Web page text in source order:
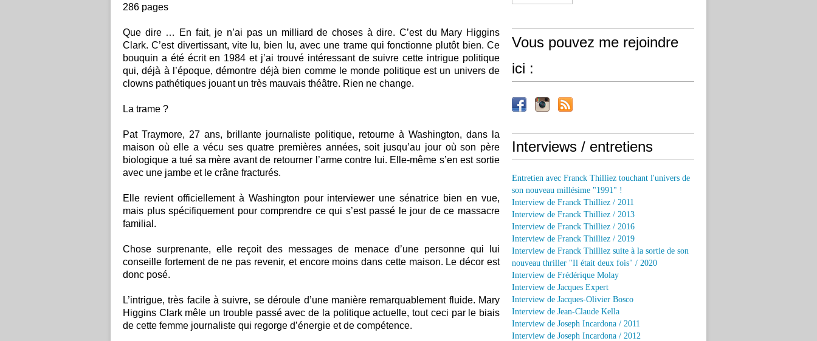
286 pages
Que dire … En fait, je n’ai pas un milliard de choses à dire. C’est du Mary Higgins
Clark. C’est divertissant, vite lu, bien lu, avec une trame qui fonctionne plutôt bien. Ce
bouquin a été écrit en 1984 et j’ai trouvé intéressant de suivre cette intrigue politique
qui, déjà à l’époque, démontre déjà bien comme le monde politique est un univers de
clowns pathétiques jouant un très mauvais théâtre. Rien ne change.
La trame ?
Pat Traymore, 27 ans, brillante journaliste politique, retourne à Washington, dans la
maison où elle a vécu ses quatre premières années, soit jusqu’au jour où son père
biologique a tué sa mère avant de retourner l’arme contre lui. Elle-même s’en est sortie
avec une jambe et le crâne fracturés.
Elle revient officiellement à Washington pour interviewer une sénatrice bien en vue,
mais plus spécifiquement pour comprendre ce qui s’est passé le jour de ce massacre
familial.
Chose surprenante, elle reçoit des messages de menace d’une personne qui lui
conseille fortement de ne pas revenir, et encore moins dans cette maison. Le décor est
donc posé.
L’intrigue, très facile à suivre, se déroule d’une manière remarquablement fluide. Mary
Higgins Clark mêle un trouble passé avec de la politique actuelle, tout ceci par le biais
de cette femme journaliste qui regorge d’énergie et de compétence.
Vous pouvez me rejoindre
ici :
Interviews / entretiens
Entretien avec Franck Thilliez touchant l'univers de
son nouveau millésime "1991" !
Interview de Franck Thilliez / 2011
Interview de Franck Thilliez / 2013
Interview de Franck Thilliez / 2016
Interview de Franck Thilliez / 2019
Interview de Franck Thilliez suite à la sortie de son
nouveau thriller "Il était deux fois" / 2020
Interview de Frédérique Molay
Interview de Jacques Expert
Interview de Jacques-Olivier Bosco
Interview de Jean-Claude Kella
Interview de Joseph Incardona / 2011
Interview de Joseph Incardona / 2012